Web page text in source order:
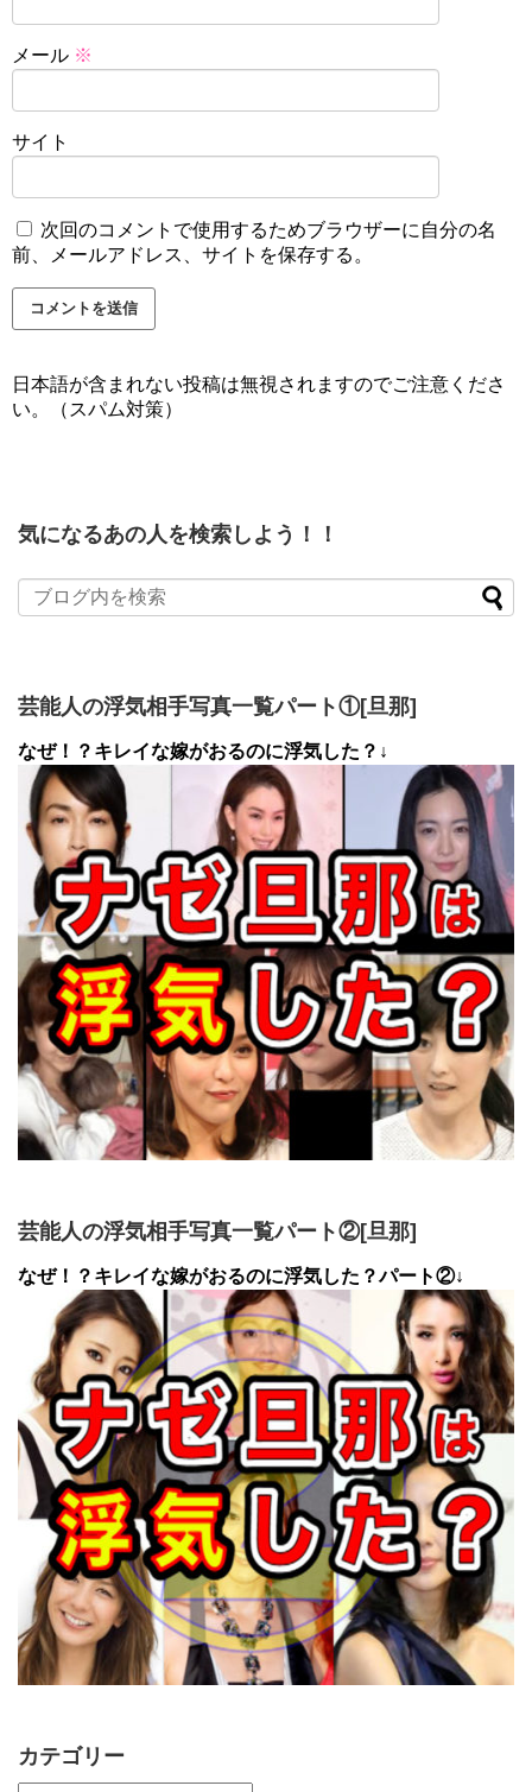
メール ※
サイト
次回のコメントで使用するためブラウザーに自分の名
前、メールアドレス、サイトを保存する。
日本語が含まれない投稿は無視されますのでご注意くださ
い。（スパム対策）
気になるあの人を検索しよう！！
芸能人の浮気相手写真一覧パート①[旦那]
なぜ！？キレイな嫁がおるのに浮気した？↓
芸能人の浮気相手写真一覧パート②[旦那]
なぜ！？キレイな嫁がおるのに浮気した？パート②↓
カテゴリー